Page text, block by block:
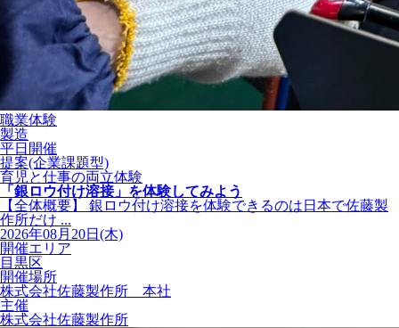
職業体験
製造
平日開催
提案(企業課題型)
育児と仕事の両立体験
「銀ロウ付け溶接」を体験してみよう
【全体概要】 銀ロウ付け溶接を体験できるのは日本で佐藤製
作所だけ ...
2026年08月20日(木)
開催エリア
目黒区
開催場所
株式会社佐藤製作所 本社
主催
株式会社佐藤製作所